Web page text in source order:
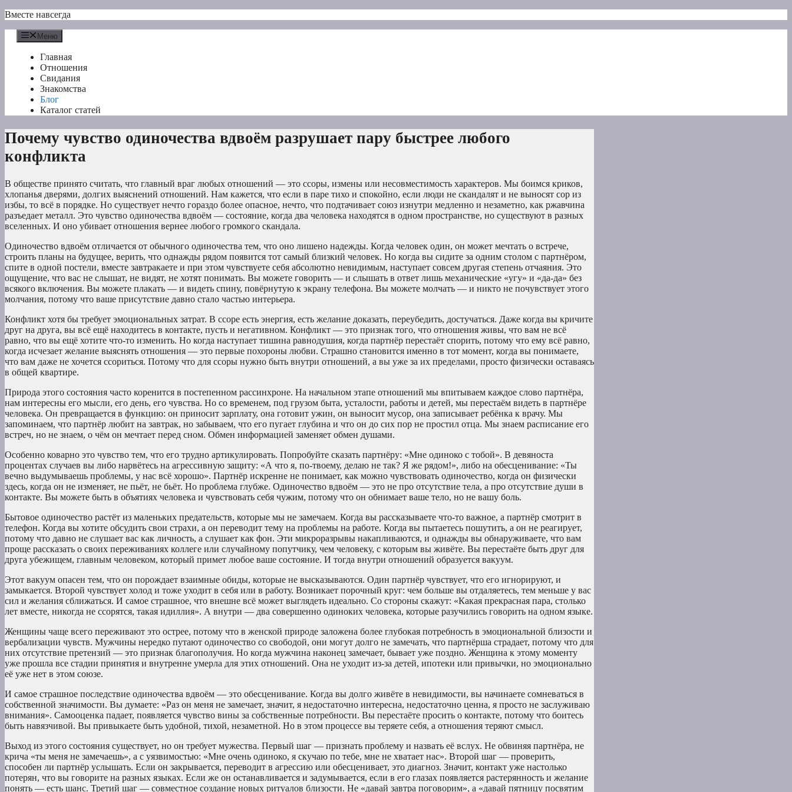
Перейти
содержимому
Вместе навсегда
Меню
Главная
Отношения
Свидания
Знакомства
Блог
Каталог статей
Почему чувство одиночества вдвоём разрушает пару быстрее любого
конфликта
В обществе принято считать, что главный враг любых отношений — это ссоры, измены или несовместимость характеров. Мы боимся криков,
хлопанья дверями, долгих выяснений отношений. Нам кажется, что если в паре тихо и спокойно, если люди не скандалят и не выносят сор из
избы, то всё в порядке. Но существует нечто гораздо более опасное, нечто, что подтачивает союз изнутри медленно и незаметно, как ржавчина
разъедает металл. Это чувство одиночества вдвоём — состояние, когда два человека находятся в одном пространстве, но существуют в разных
вселенных. И оно убивает отношения вернее любого громкого скандала.
Одиночество вдвоём отличается от обычного одиночества тем, что оно лишено надежды. Когда человек один, он может мечтать о встрече,
строить планы на будущее, верить, что однажды рядом появится тот самый близкий человек. Но когда вы сидите за одним столом с партнёром,
спите в одной постели, вместе завтракаете и при этом чувствуете себя абсолютно невидимым, наступает совсем другая степень отчаяния. Это
ощущение, что вас не слышат, не видят, не хотят понимать. Вы можете говорить — и слышать в ответ лишь механические «угу» и «да-да» без
всякого включения. Вы можете плакать — и видеть спину, повёрнутую к экрану телефона. Вы можете молчать — и никто не почувствует этого
молчания, потому что ваше присутствие давно стало частью интерьера.
Конфликт хотя бы требует эмоциональных затрат. В ссоре есть энергия, есть желание доказать, переубедить, достучаться. Даже когда вы кричите
друг на друга, вы всё ещё находитесь в контакте, пусть и негативном. Конфликт — это признак того, что отношения живы, что вам не всё
равно, что вы ещё хотите что-то изменить. Но когда наступает тишина равнодушия, когда партнёр перестаёт спорить, потому что ему всё равно,
когда исчезает желание выяснять отношения — это первые похороны любви. Страшно становится именно в тот момент, когда вы понимаете,
что вам даже не хочется ссориться. Потому что для ссоры нужно быть внутри отношений, а вы уже за их пределами, просто физически оставаясь
в общей квартире.
Природа этого состояния часто коренится в постепенном рассинхроне. На начальном этапе отношений мы впитываем каждое слово партнёра,
нам интересны его мысли, его день, его чувства. Но со временем, под грузом быта, усталости, работы и детей, мы перестаём видеть в партнёре
человека. Он превращается в функцию: он приносит зарплату, она готовит ужин, он выносит мусор, она записывает ребёнка к врачу. Мы
запоминаем, что партнёр любит на завтрак, но забываем, что его пугает глубина и что он до сих пор не простил отца. Мы знаем расписание его
встреч, но не знаем, о чём он мечтает перед сном. Обмен информацией заменяет обмен душами.
Особенно коварно это чувство тем, что его трудно артикулировать. Попробуйте сказать партнёру: «Мне одиноко с тобой». В девяноста
процентах случаев вы либо нарвётесь на агрессивную защиту: «А что я, по-твоему, делаю не так? Я же рядом!», либо на обесценивание: «Ты
вечно выдумываешь проблемы, у нас всё хорошо». Партнёр искренне не понимает, как можно чувствовать одиночество, когда он физически
здесь, когда он не изменяет, не пьёт, не бьёт. Но проблема глубже. Одиночество вдвоём — это не про отсутствие тела, а про отсутствие души в
контакте. Вы можете быть в объятиях человека и чувствовать себя чужим, потому что он обнимает ваше тело, но не вашу боль.
Бытовое одиночество растёт из маленьких предательств, которые мы не замечаем. Когда вы рассказываете что-то важное, а партнёр смотрит в
телефон. Когда вы хотите обсудить свои страхи, а он переводит тему на проблемы на работе. Когда вы пытаетесь пошутить, а он не реагирует,
потому что давно не слушает вас как личность, а слушает как фон. Эти микроразрывы накапливаются, и однажды вы обнаруживаете, что вам
проще рассказать о своих переживаниях коллеге или случайному попутчику, чем человеку, с которым вы живёте. Вы перестаёте быть друг для
друга убежищем, главным человеком, который примет любое ваше состояние. И тогда внутри отношений образуется вакуум.
Этот вакуум опасен тем, что он порождает взаимные обиды, которые не высказываются. Один партнёр чувствует, что его игнорируют, и
замыкается. Второй чувствует холод и тоже уходит в себя или в работу. Возникает порочный круг: чем больше вы отдаляетесь, тем меньше у вас
сил и желания сближаться. И самое страшное, что внешне всё может выглядеть идеально. Со стороны скажут: «Какая прекрасная пара, столько
лет вместе, никогда не ссорятся, такая идиллия». А внутри — два совершенно одиноких человека, которые разучились говорить на одном языке.
Женщины чаще всего переживают это острее, потому что в женской природе заложена более глубокая потребность в эмоциональной близости и
вербализации чувств. Мужчины нередко путают одиночество со свободой, они могут долго не замечать, что партнёрша страдает, потому что для
них отсутствие претензий — это признак благополучия. Но когда мужчина наконец замечает, бывает уже поздно. Женщина к этому моменту
уже прошла все стадии принятия и внутренне умерла для этих отношений. Она не уходит из-за детей, ипотеки или привычки, но эмоционально
её уже нет в этом союзе.
И самое страшное последствие одиночества вдвоём — это обесценивание. Когда вы долго живёте в невидимости, вы начинаете сомневаться в
собственной значимости. Вы думаете: «Раз он меня не замечает, значит, я недостаточно интересна, недостаточно ценна, я просто не заслуживаю
внимания». Самооценка падает, появляется чувство вины за собственные потребности. Вы перестаёте просить о контакте, потому что боитесь
быть навязчивой. Вы привыкаете быть удобной, тихой, незаметной. Но в этом процессе вы теряете себя, а отношения теряют смысл.
Выход из этого состояния существует, но он требует мужества. Первый шаг — признать проблему и назвать её вслух. Не обвиняя партнёра, не
крича «ты меня не замечаешь», а с уязвимостью: «Мне очень одиноко, я скучаю по тебе, мне не хватает нас». Второй шаг — проверить,
способен ли партнёр услышать. Если он закрывается, переводит в агрессию или обесценивает, это диагноз. Значит, контакт уже настолько
потерян, что вы говорите на разных языках. Если же он останавливается и задумывается, если в его глазах появляется растерянность и желание
понять — есть шанс. Третий шаг — совместное создание новых ритуалов близости. Не «давай завтра поговорим», а «давай пятницу посвятим